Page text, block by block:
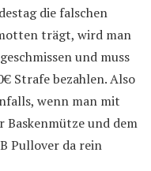
die falschen
trägt, wird man
und muss
Strafe bezahlen. Also
wenn man mit
Baskenmütze und dem
Pullover da rein